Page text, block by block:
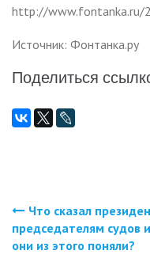
http://
Источник: Фонтанка.ру
Поделиться
Что сказал
председателям судов
они из этого поняли?